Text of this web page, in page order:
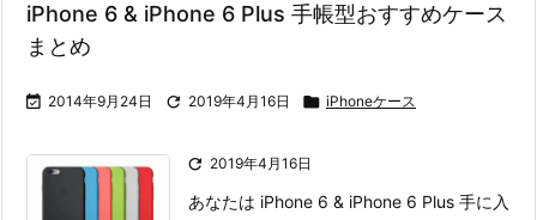
iPhone 6 & iPhone 6 Plus 手帳型おすすめケース
まとめ
 2014年9月24日  2019年4月16日  iPhoneケース
 2019年4月16日
あなたは iPhone 6 & iPhone 6 Plus 手に入